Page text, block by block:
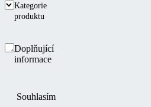
Kategorie
produktu
Doplňující
informace
Souhlasím